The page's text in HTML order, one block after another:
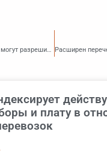
Менять поликлинику могут разрешить в четыре раза чаще
и плату в